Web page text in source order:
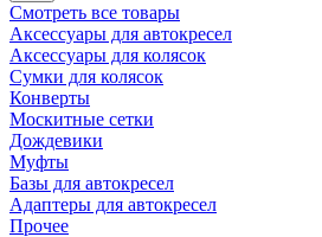
Смотреть все товары
Аксессуары для автокресел
Аксессуары для колясок
Сумки для колясок
Конверты
Москитные сетки
Дождевики
Муфты
Базы для автокресел
Адаптеры для автокресел
Прочее